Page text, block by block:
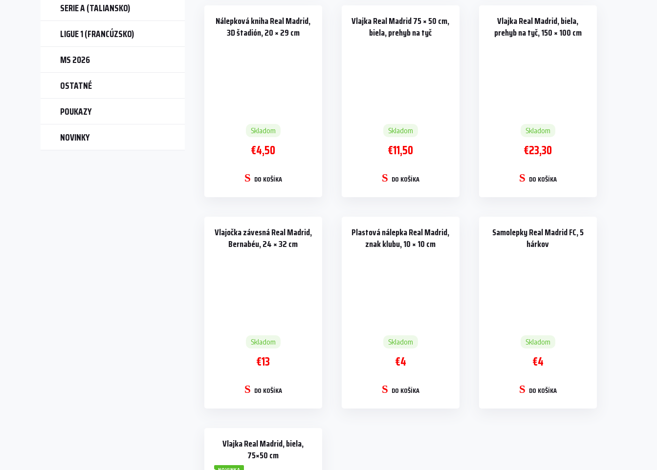
SERIE A (TALIANSKO)
LIGUE 1 (FRANCÚZSKO)
MS 2026
OSTATNÉ
POUKAZY
NOVINKY
Nálepková kniha Real Madrid,
3D štadión, 20 × 29 cm
Skladom
€4,50
DO KOŠÍKA
Vlajka Real Madrid 75 × 50 cm,
biela, prehyb na tyč
Skladom
€11,50
DO KOŠÍKA
Vlajka Real Madrid, biela,
prehyb na tyč, 150 × 100 cm
Skladom
€23,30
DO KOŠÍKA
Vlajočka závesná Real Madrid,
Bernabéu, 24 × 32 cm
Skladom
€13
DO KOŠÍKA
Plastová nálepka Real Madrid,
znak klubu, 10 × 10 cm
Skladom
€4
DO KOŠÍKA
Samolepky Real Madrid FC, 5
hárkov
Skladom
€4
DO KOŠÍKA
Vlajka Real Madrid, biela,
75×50 cm